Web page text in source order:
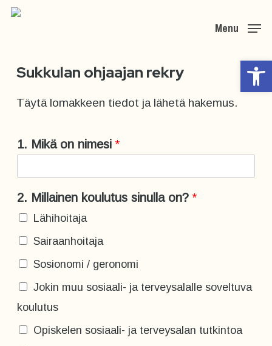
Skip
content
Menu
Sukkulan ohjaajan rekry
Täytä lomakkeen tiedot ja lähetä hakemus.
1. Mikä on nimesi *
2. Millainen koulutus sinulla on? *
Lähihoitaja
Sairaanhoitaja
Sosionomi / geronomi
Jokin muu sosiaali- ja terveysalalle soveltuva
koulutus
Opiskelen sosiaali- ja terveysalan tutkintoa